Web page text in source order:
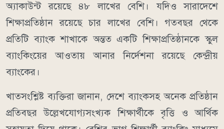
অ্যাকাউন্ট রয়েছে ৪৮ লাখের বেশি। যদিও সারাদেশে
শিক্ষাপ্রতিষ্ঠান রয়েছে চার লাখের বেশি। গতবছর থেকে
প্রতিটি ব্যাংক শাখাকে অন্তত একটি শিক্ষাপ্রতিষ্ঠানকে স্কুল
ব্যাংকিংয়ের আওতায় আনার নির্দেশনা রয়েছে কেন্দ্রীয়
ব্যাংকের।
খাতসংশ্লিষ্ট ব্যক্তিরা জানান, দেশে ব্যাংকসহ অনেক প্রতিষ্ঠান
প্রতিবছর উল্লেখযোগ্যসংখ্যক শিক্ষার্থীকে বৃত্তি ও আর্থিক